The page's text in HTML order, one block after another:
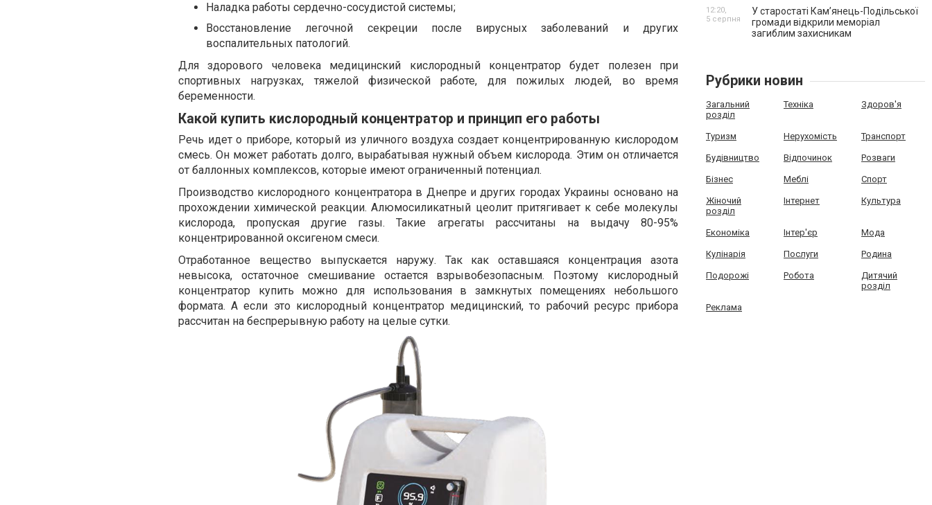
Наладка работы сердечно-сосудистой системы;
Восстановление легочной секреции после вирусных заболеваний и других
воспалительных патологий.
Для здорового человека медицинский кислородный концентратор будет полезен при
спортивных нагрузках, тяжелой физической работе, для пожилых людей, во время
беременности.
Какой купить кислородный концентратор и принцип его работы
Речь идет о приборе, который из уличного воздуха создает концентрированную кислородом
смесь. Он может работать долго, вырабатывая нужный объем кислорода. Этим он отличается
от баллонных комплексов, которые имеют ограниченный потенциал.
Производство кислородного концентратора в Днепре и других городах Украины основано на
прохождении химической реакции. Алюмосиликатный цеолит притягивает к себе молекулы
кислорода, пропуская другие газы. Такие агрегаты рассчитаны на выдачу 80-95%
концентрированной оксигеном смеси.
Отработанное вещество выпускается наружу. Так как оставшаяся концентрация азота
невысока, остаточное смешивание остается взрывобезопасным. Поэтому кислородный
концентратор купить можно для использования в замкнутых помещениях небольшого
формата. А если это кислородный концентратор медицинский, то рабочий ресурс прибора
рассчитан на беспрерывную работу на целые сутки.
У старостаті Кам’янець-Подільської
громади відкрили меморіал
загиблим захисникам
12:20,
5 серпня
Рубрики новин
Загальний
розділ
Техніка Здоров'я
Туризм Нерухомість Транспорт
Будівництво Відпочинок Розваги
Бізнес Меблі Спорт
Жіночий
розділ
Інтернет Культура
Економіка Інтер'єр Мода
Кулінарія Послуги Родина
Подорожі Робота
Дитячий
розділ
Реклама